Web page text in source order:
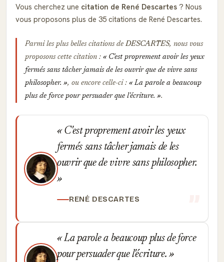
Vous cherchez une citation de René Descartes ? Nous
vous proposons plus de 35 citations de René Descartes.
Parmi les plus belles citations de DESCARTES, nous vous
proposons cette citation :
C'est proprement avoir les yeux
fermés sans tâcher jamais de les ouvrir que de vivre sans
philosopher.
, ou encore celle-ci :
La parole a beaucoup
plus de force pour persuader que l'écriture.
.
C'est proprement avoir les yeux
fermés sans tâcher jamais de les
ouvrir que de vivre sans philosopher.
RENÉ DESCARTES
La parole a beaucoup plus de force
pour persuader que l'écriture.